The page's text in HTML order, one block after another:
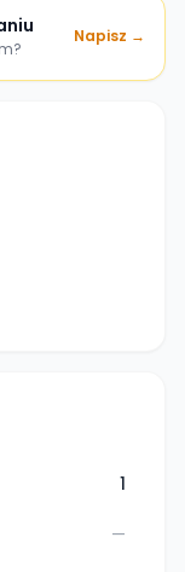
Napisz →
1
—